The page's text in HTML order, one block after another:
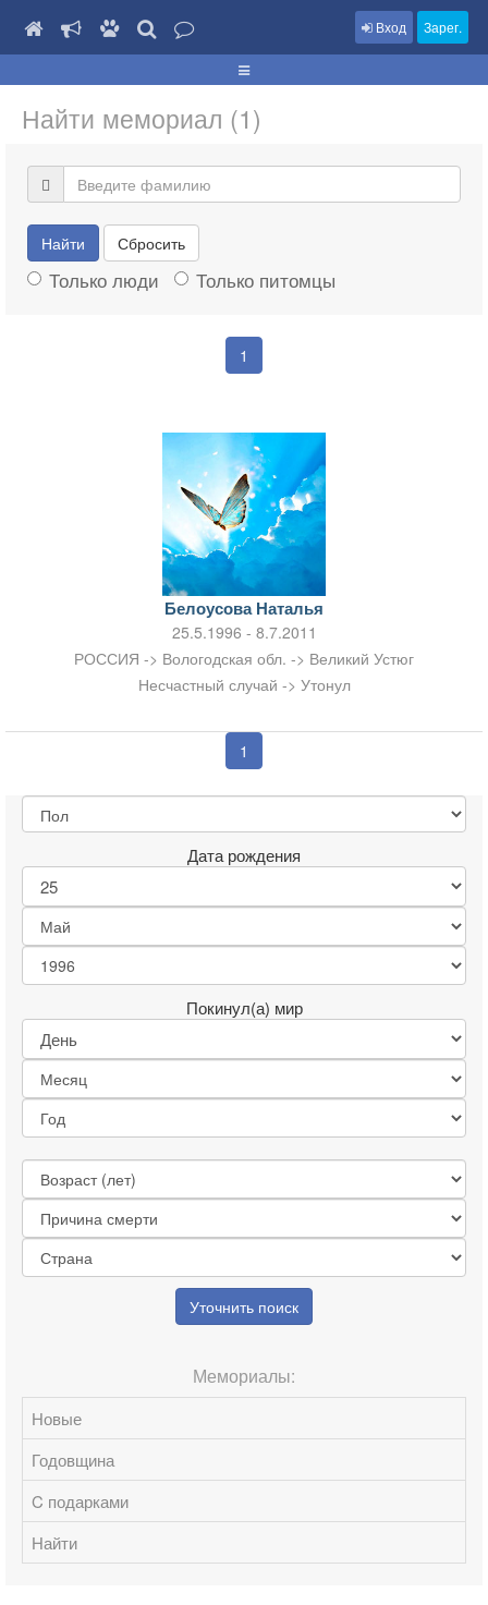
Вход Зарег.
Найти мемориал (1)
Найти Сбросить
Только люди Только питомцы
1
Белоусова Наталья
25.5.1996 - 8.7.2011
РОССИЯ -> Вологодская обл. -> Великий Устюг
Несчастный случай -> Утонул
1
Дата рождения
Покинул(а) мир
Уточнить поиск
Мемориалы:
Новые
Годовщина
C подарками
Найти